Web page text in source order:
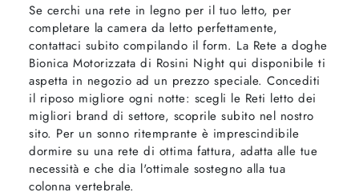
Se cerchi una rete in legno per il tuo letto, per
completare la camera da letto perfettamente,
contattaci subito compilando il form. La Rete a doghe
Bionica Motorizzata di Rosini Night qui disponibile ti
aspetta in negozio ad un prezzo speciale. Concediti
il riposo migliore ogni notte: scegli le Reti letto dei
migliori brand di settore, scoprile subito nel nostro
sito. Per un sonno ritemprante è imprescindibile
dormire su una rete di ottima fattura, adatta alle tue
necessità e che dia l'ottimale sostegno alla tua
colonna vertebrale.